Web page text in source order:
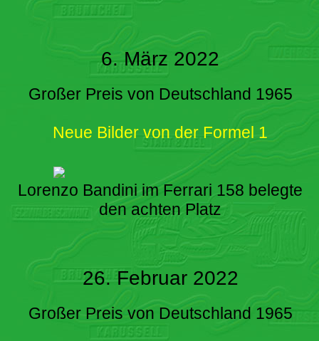
6. März 2022
Großer Preis von Deutschland 1965
Neue Bilder von der Formel 1
Lorenzo Bandini im Ferrari 158 belegte
den achten Platz
26. Februar 2022
Großer Preis von Deutschland 1965